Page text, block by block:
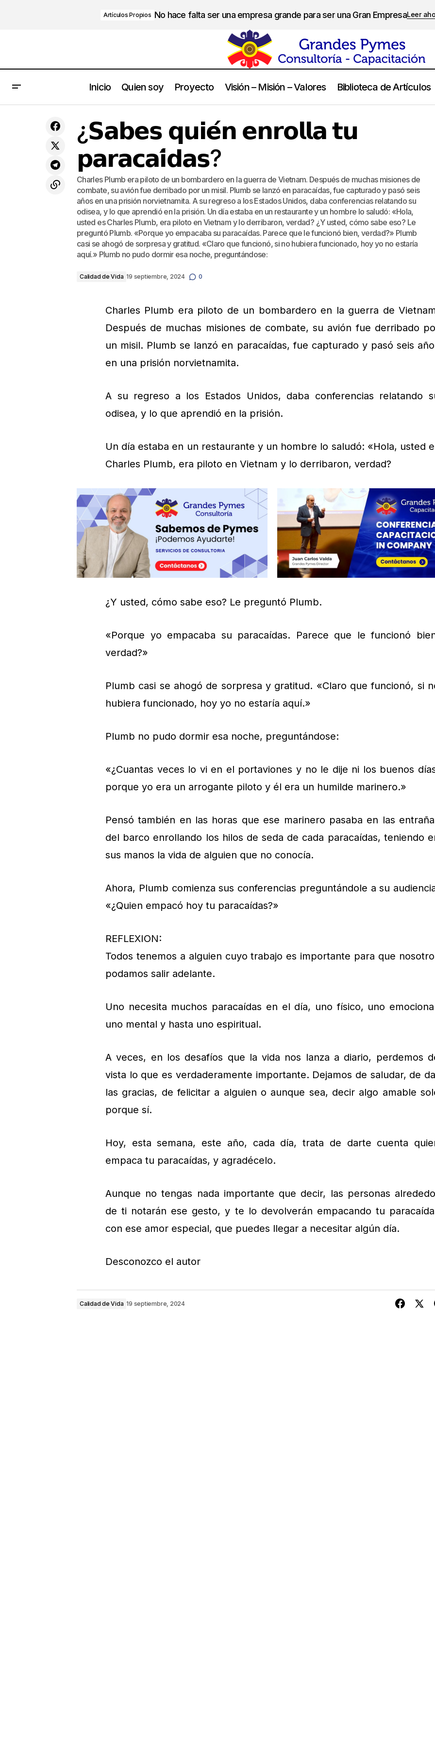
Artículos Propios No hace falta ser una empresa grande para ser una Gran EmpresaLeer
Inicio Quien soy Proyecto Visión – Misión – Valores Biblioteca de Artículos
𝗰𝗹𝗶𝗲𝗻𝘁𝗲
¿𝗦𝗮𝗯𝗲𝘀 𝗾𝘂𝗶𝗲́𝗻 𝗲𝗻𝗿𝗼𝗹𝗹𝗮 𝘁𝘂 𝗽𝗮𝗿𝗮𝗰𝗮𝗶́𝗱𝗮𝘀?
¿𝗦𝗮𝗯𝗲𝘀 𝗾𝘂𝗶𝗲́𝗻 𝗲𝗻𝗿𝗼𝗹𝗹𝗮 𝘁𝘂
𝗽𝗮𝗿𝗮𝗰𝗮𝗶́𝗱𝗮𝘀?
Charles Plumb era piloto de un bombardero en la guerra de Vietnam. Después de muchas misiones de
combate, su avión fue derribado por un misil. Plumb se lanzó en paracaídas, fue capturado y pasó seis
años en una prisión norvietnamita. A su regreso a los Estados Unidos, daba conferencias relatando su
odisea, y lo que aprendió en la prisión. Un día estaba en un restaurante y un hombre lo saludó: «Hola,
usted es Charles Plumb, era piloto en Vietnam y lo derribaron, verdad? ¿Y usted, cómo sabe eso? Le
preguntó Plumb. «Porque yo empacaba su paracaídas. Parece que le funcionó bien, verdad?» Plumb
casi se ahogó de sorpresa y gratitud. «Claro que funcionó, si no hubiera funcionado, hoy yo no estaría
aquí.» Plumb no pudo dormir esa noche, preguntándose:
Calidad de Vida 19 septiembre, 2024 0
Charles Plumb era piloto de un bombardero en la guerra de
Después de muchas misiones de combate, su avión fue derribado
un misil. Plumb se lanzó en paracaídas, fue capturado y pasó seis
en una prisión norvietnamita.
A su regreso a los Estados Unidos, daba conferencias relatando
odisea, y lo que aprendió en la prisión.
Un día estaba en un restaurante y un hombre lo saludó: «Hola, usted
Charles Plumb, era piloto en Vietnam y lo derribaron, verdad?
¿Y usted, cómo sabe eso? Le preguntó Plumb.
«Porque yo empacaba su paracaídas. Parece que le funcionó
verdad?»
Plumb casi se ahogó de sorpresa y gratitud. «Claro que funcionó, si
hubiera funcionado, hoy yo no estaría aquí.»
Plumb no pudo dormir esa noche, preguntándose:
«¿Cuantas veces lo vi en el portaviones y no le dije ni los buenos
porque yo era un arrogante piloto y él era un humilde marinero.»
Pensó también en las horas que ese marinero pasaba en las
del barco enrollando los hilos de seda de cada paracaídas, teniendo
sus manos la vida de alguien que no conocía.
Ahora, Plumb comienza sus conferencias preguntándole a su
«¿Quien empacó hoy tu paracaídas?»
REFLEXION:
Todos tenemos a alguien cuyo trabajo es importante para que
podamos salir adelante.
Uno necesita muchos paracaídas en el día, uno físico, uno
uno mental y hasta uno espiritual.
A veces, en los desafíos que la vida nos lanza a diario, perdemos
vista lo que es verdaderamente importante. Dejamos de saludar, de
las gracias, de felicitar a alguien o aunque sea, decir algo amable
porque sí.
Hoy, esta semana, este año, cada día, trata de darte cuenta
empaca tu paracaídas, y agradécelo.
Aunque no tengas nada importante que decir, las personas
de ti notarán ese gesto, y te lo devolverán empacando tu
con ese amor especial, que puedes llegar a necesitar algún día.
Desconozco el autor
Calidad de Vida 19 septiembre, 2024